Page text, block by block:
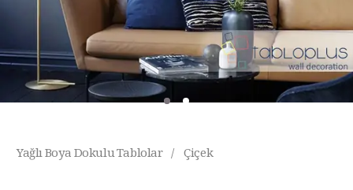
Yağlı Boya Dokulu Tablolar / Çiçek